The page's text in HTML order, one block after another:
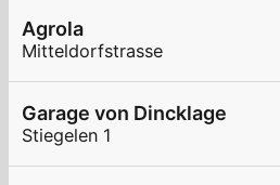
Agrola
Mitteldorfstrasse
Garage von Dincklage
Stiegelen 1